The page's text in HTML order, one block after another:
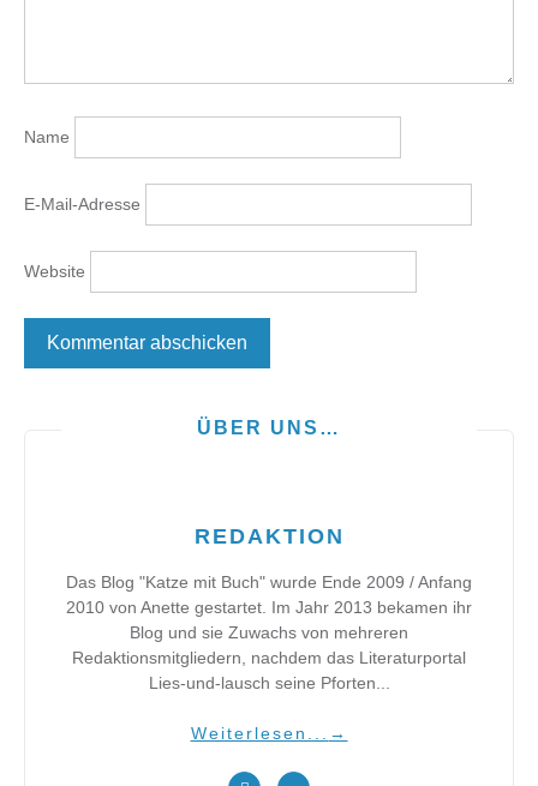
Name
E-Mail-Adresse
Website
ÜBER UNS…
REDAKTION
Das Blog "Katze mit Buch" wurde Ende 2009 / Anfang
2010 von Anette gestartet. Im Jahr 2013 bekamen ihr
Blog und sie Zuwachs von mehreren
Redaktionsmitgliedern, nachdem das Literaturportal
Lies-und-lausch seine Pforten...
Weiterlesen... →